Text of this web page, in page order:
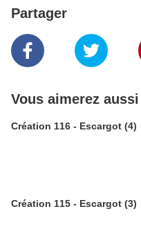
Partager
Vous aimerez aussi
Création 116 - Escargot (4)
Création 115 - Escargot (3)